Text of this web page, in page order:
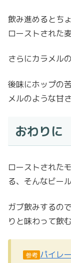
飲み進めるとち
ローストされた
さらにカラメル
後味にホップの
メルのような甘
おわりに
ローストされた
る、そんなビール
ガブ飲みするの
りと味わって飲
参考 パイレ